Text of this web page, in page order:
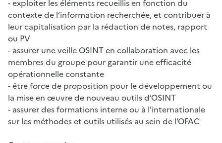
- exploiter les éléments recueillis en fonction du
contexte de l’information recherchée, et contribuer à
leur capitalisation par la rédaction de notes, rapport
ou PV
- assurer une veille OSINT en collaboration avec les
membres du groupe pour garantir une efficacité
opérationnelle constante
- être force de proposition pour le développement ou
la mise en œuvre de nouveau outils d’OSINT
- assurer des formations interne ou à l’internationale
sur les méthodes et outils utilisés au sein de l’OFAC